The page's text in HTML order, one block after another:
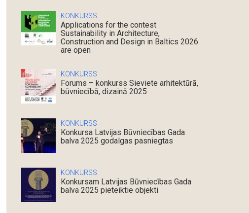
KONKURSS
Applications for the contest
Sustainability in Architecture,
Construction and Design in Baltics 2026
are open
KONKURSS
Forums – konkurss Sieviete arhitektūrā,
būvniecībā, dizainā 2025
KONKURSS
Konkursa Latvijas Būvniecības Gada
balva 2025 godalgas pasniegtas
KONKURSS
Konkursam Latvijas Būvniecības Gada
balva 2025 pieteiktie objekti